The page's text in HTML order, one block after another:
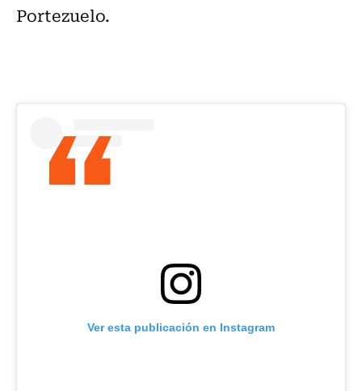
Portezuelo.
Ver esta publicación en Instagram